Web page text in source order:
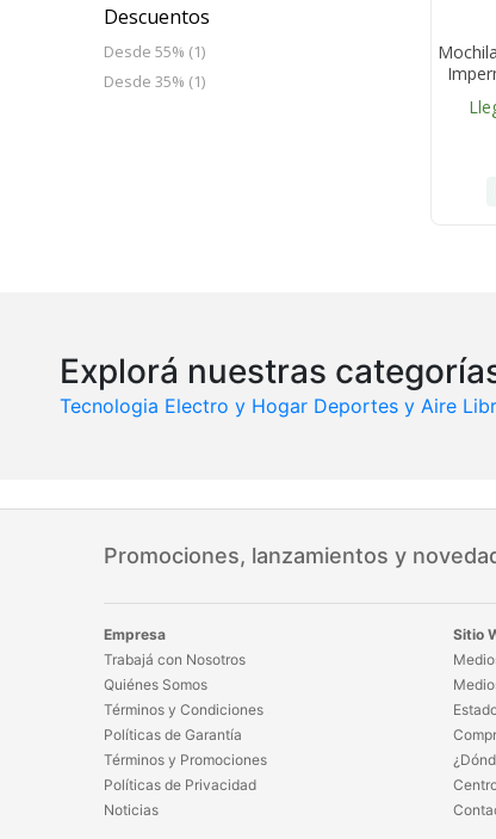
Descuentos
Desde 55% (1)
Desde 35% (1)
Explorá nuestras
Tecnologia Electro y Hogar Deportes y Aire
Promociones, lanzamientos y
Empresa
Trabajá con Nosotros
Quiénes Somos
Términos y Condiciones
Políticas de Garantía
Términos y Promociones
Políticas de Privacidad
Noticias
Sitio